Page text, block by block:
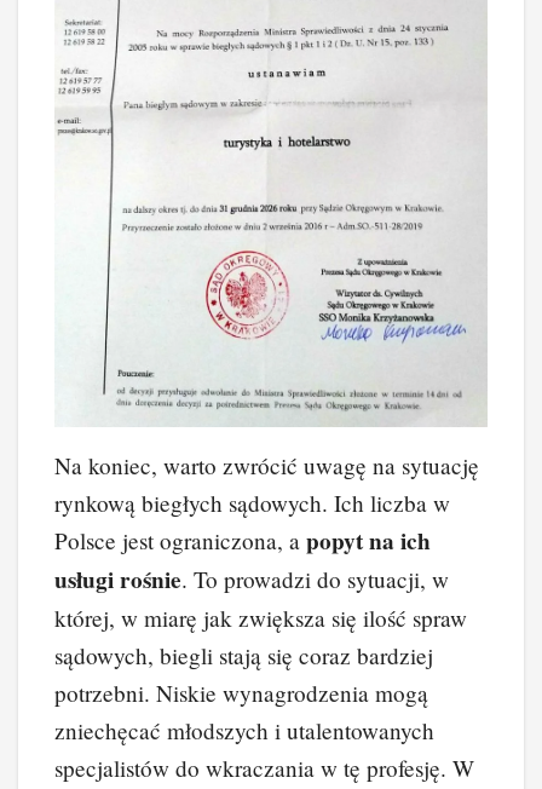
Na koniec, warto zwrócić uwagę na sytuację
rynkową biegłych sądowych. Ich liczba w
Polsce jest ograniczona, a popyt na ich
usługi rośnie. To prowadzi do sytuacji, w
której, w miarę jak zwiększa się ilość spraw
sądowych, biegli stają się coraz bardziej
potrzebni. Niskie wynagrodzenia mogą
zniechęcać młodszych i utalentowanych
specjalistów do wkraczania w tę profesję. W